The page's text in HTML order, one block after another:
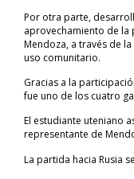
Por otra parte,
aprovechamiento de la
Mendoza, a través de
uso comunitario.
Gracias a la
fue uno de los cuatro
El estudiante uteniano
representante de
La partida hacia Rusia